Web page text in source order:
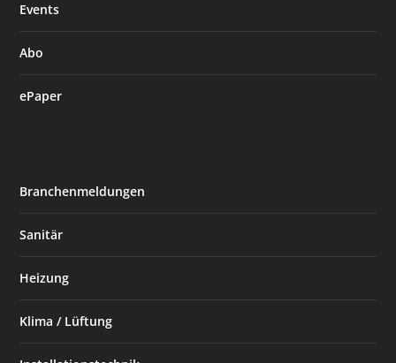
Events
Abo
ePaper
Branchenmeldungen
Sanitär
Heizung
Klima / Lüftung